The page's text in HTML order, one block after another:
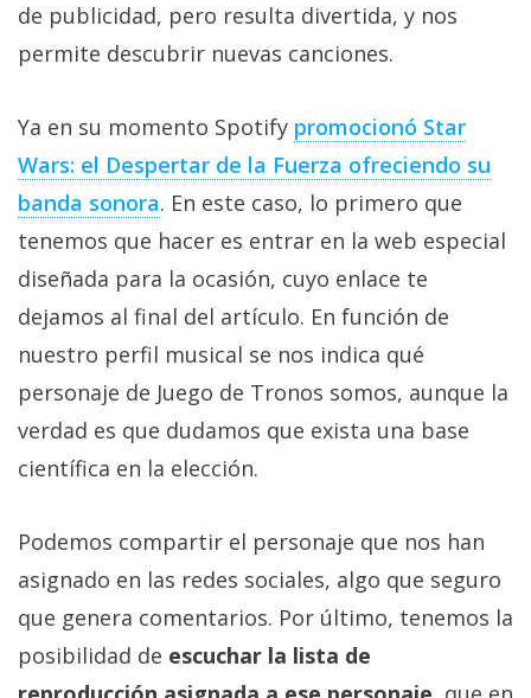
Sorteos
Contacto
/
Sobre
nosotros
/
/
Cambiar
opciones
de
/
Legal
comunicación
digital donde
encontrarás
de publicidad, pero resulta divertida, y nos
permite descubrir nuevas canciones.
Ya en su momento Spotify promocionó Star
Wars: el Despertar de la Fuerza ofreciendo su
banda sonora. En este caso, lo primero que
tenemos que hacer es entrar en la web especial
diseñada para la ocasión, cuyo enlace te
dejamos al final del artículo. En función de
nuestro perfil musical se nos indica qué
personaje de Juego de Tronos somos, aunque la
verdad es que dudamos que exista una base
científica en la elección.
Podemos compartir el personaje que nos han
asignado en las redes sociales, algo que seguro
que genera comentarios. Por último, tenemos la
posibilidad de escuchar la lista de